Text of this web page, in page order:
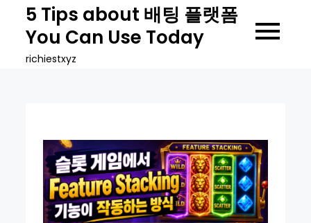
content
5 Tips about 배팅 플랫폼
You Can Use Today
richiestxyz